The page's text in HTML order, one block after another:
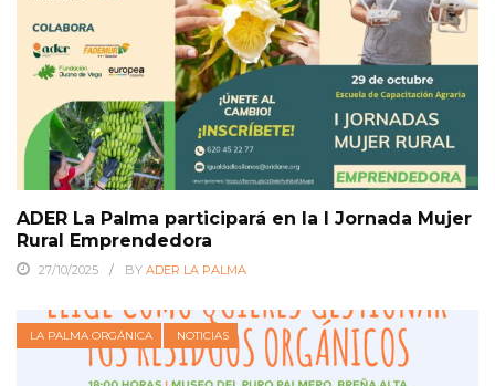
ADER La Palma participará en la I Jornada Mujer
Rural Emprendedora
27/10/2025 BY ADER LA PALMA
LA PALMA ORGÁNICA NOTICIAS